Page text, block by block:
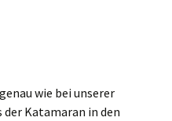
wie bei unserer
der Katamaran in den